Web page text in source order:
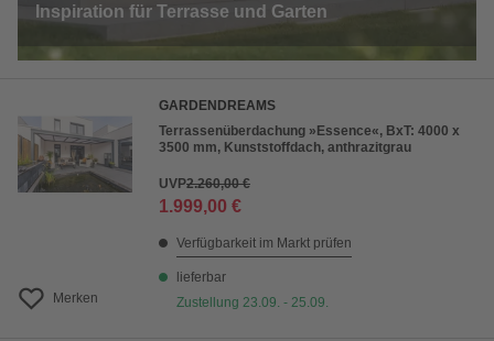
Inspiration für Terrasse und Garten
Merken
GARDENDREAMS
Terrassenüberdachung »Essence«, BxT: 4000 x
3500 mm, Kunststoffdach, anthrazitgrau
UVP2.260,00 €
1.999,00 €
Verfügbarkeit im Markt prüfen
lieferbar
Zustellung 23.09. - 25.09.